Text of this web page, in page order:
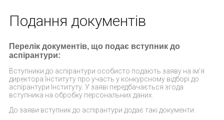
Подання документів
Перелік документів, що подає вступник до
аспірантури:
Вступники до аспірантури особисто подають заяву на ім’я
директора Інституту про участь у конкурсному відборі до
аспірантури Інституту. У заяві передбачається згода
вступника на обробку персональних даних.
До заяви вступник до аспірантури додає такі документи: